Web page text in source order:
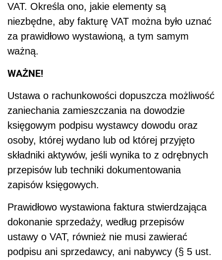
VAT. Określa ono, jakie elementy są
niezbędne, aby fakturę VAT można było uznać
za prawidłowo wystawioną, a tym samym
ważną.
WAŻNE!
Ustawa o rachunkowości dopuszcza możliwość
zaniechania zamieszczania na dowodzie
księgowym podpisu wystawcy dowodu oraz
osoby, której wydano lub od której przyjęto
składniki aktywów, jeśli wynika to z odrębnych
przepisów lub techniki dokumentowania
zapisów księgowych.
Prawidłowo wystawiona faktura stwierdzająca
dokonanie sprzedaży, według przepisów
ustawy o VAT, również nie musi zawierać
podpisu ani sprzedawcy, ani nabywcy (§ 5 ust.